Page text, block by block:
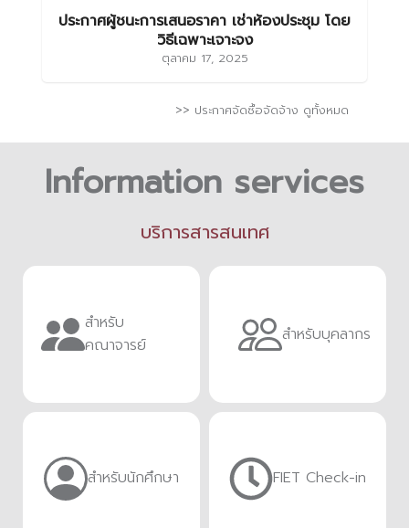
ประกาศผู้ชนะการเสนอราคา เช่าห้องประชุม โดย
วิธีเฉพาะเจาะจง
ตุลาคม 17, 2025
>> ประกาศจัดซื้อจัดจ้าง ดูทั้งหมด
Information services
บริการสารสนเทศ
สำหรับ
คณาจารย์
สำหรับบุคลากร
สำหรับนักศึกษา FIET Check-in